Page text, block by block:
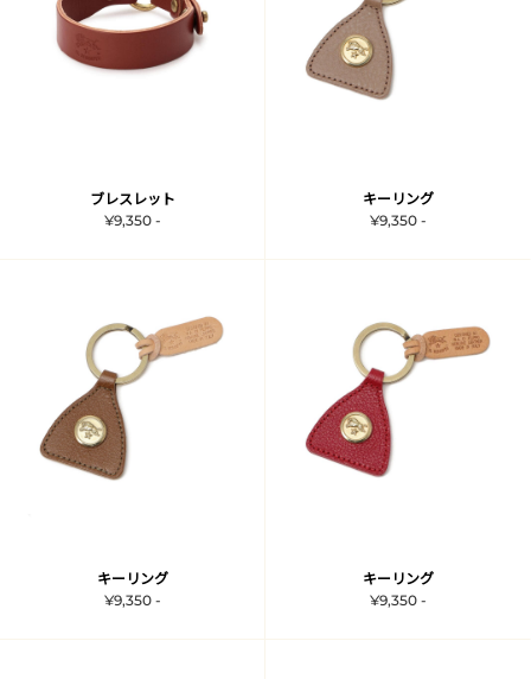
ブレスレット
¥9,350 -
キーリング
¥9,350 -
キーリング
¥9,350 -
キーリング
¥9,350 -